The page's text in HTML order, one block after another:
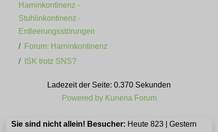
Harninkontinenz -
Stuhlinkontinenz -
Entleerungsstörungen
Forum: Harninkontinenz
ISK trotz SNS?
Ladezeit der Seite: 0.370 Sekunden
Powered by Kunena Forum
Sie sind nicht allein! Besucher: Heute 823 | Gestern